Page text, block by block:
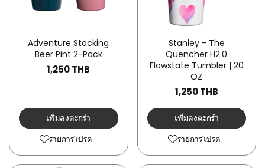
Adventure Stacking
Beer Pint 2-Pack
1,250 THB
เพิ่มลงตะกร้า
รายการโปรด
Stanley - The
Quencher H2.0
Flowstate Tumbler | 20
OZ
1,250 THB
เพิ่มลงตะกร้า
รายการโปรด